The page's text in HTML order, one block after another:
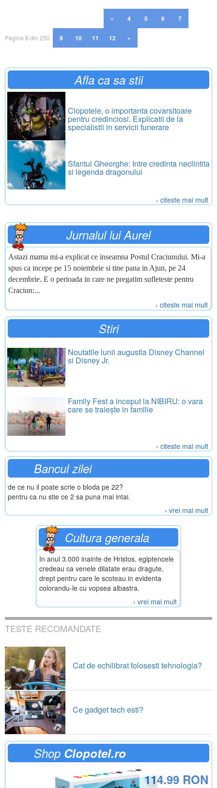
« 4 5 6 7
Pagina 8 din 250 9 10 11 12 »
Afla ca sa stii
Clopotele, o importanta covarsitoare
pentru credinciosi. Explicatii de la
specialistii in servicii funerare
Sfantul Gheorghe: Intre credinta neclintita
si legenda dragonului
› citeste mai mult
Jurnalul lui Aurel
Astazi mama mi-a explicat ce inseamna Postul Craciunului. Mi-a
spus ca incepe pe 15 noiembrie si tine pana in Ajun, pe 24
decembrie. E o perioada in care ne pregatim sufleteste pentru
Craciun:...
› citeste mai mult
Stiri
Noutatile lunii augustla Disney Channel
si Disney Jr.
Family Fest a inceput la NIBIRU: o vara
care se traiește in familie
› citeste mai mult
Bancul zilei
de ce nu il poate scrie o bloda pe 22?
pentru ca nu stie ce 2 sa puna mai intai.
› vrei mai mult
Cultura generala
In anul 3.000 inainte de Hristos, egiptencele
credeau ca venele dilatate erau dragute,
drept pentru care le scoteau in evidenta
colorandu-le cu vopsea albastra.
› vrei mai mult
TESTE RECOMANDATE
Cat de echilibrat folosesti tehnologia?
Ce gadget tech esti?
Shop Clopotel.ro
114.99 RON